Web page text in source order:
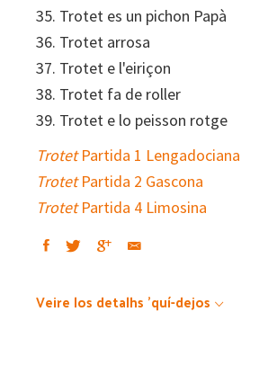
35. Trotet es un pichon Papà
36. Trotet arrosa
37. Trotet e l'eiriçon
38. Trotet fa de roller
39. Trotet e lo peisson rotge
TrotetPartida 1 Lengadociana
TrotetPartida 2 Gascona
TrotetPartida 4 Limosina
Veire los detalhs 'quí-dejos